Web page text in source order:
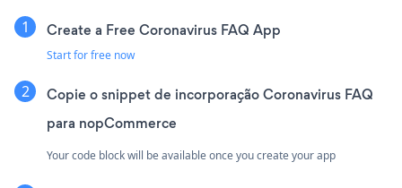
Create a Free Coronavirus FAQ App
Start for free now
Copie o snippet de incorporação Coronavirus FAQ
para nopCommerce
Your code block will be available once you create your app